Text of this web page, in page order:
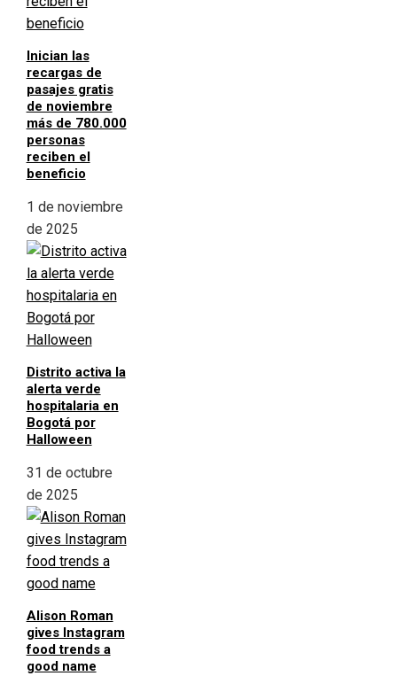
Inician las
recargas de
pasajes gratis
de noviembre
más de 780.000
personas
reciben el
beneficio
1 de noviembre
de 2025
Distrito activa la
alerta verde
hospitalaria en
Bogotá por
Halloween
31 de octubre
de 2025
Alison Roman
gives Instagram
food trends a
good name